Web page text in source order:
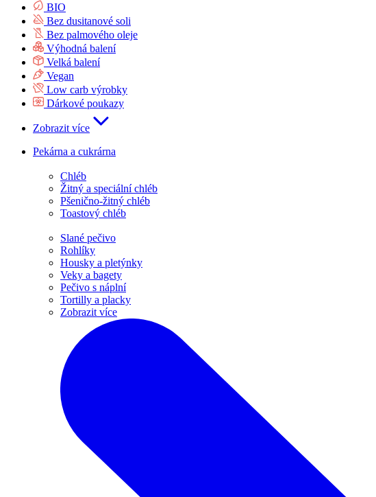
BIO
Bez dusitanové soli
Bez palmového oleje
Výhodná balení
Velká balení
Vegan
Low carb výrobky
Dárkové poukazy
Zobrazit více
Pekárna a cukrárna
Chléb
Žitný a speciální chléb
Pšenično-žitný chléb
Toastový chléb
Slané pečivo
Rohlíky
Housky a pletýnky
Veky a bagety
Pečivo s náplní
Tortilly a placky
Zobrazit více